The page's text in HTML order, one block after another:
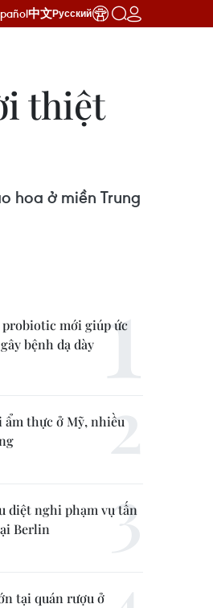
中文Русский
thiệt
hoa ở miền Trung
mới giúp ức
bệnh dạ dày
ẩm thực ở Mỹ, nhiều
diệt nghi phạm vụ tấn
Berlin
tại quán rượu ở